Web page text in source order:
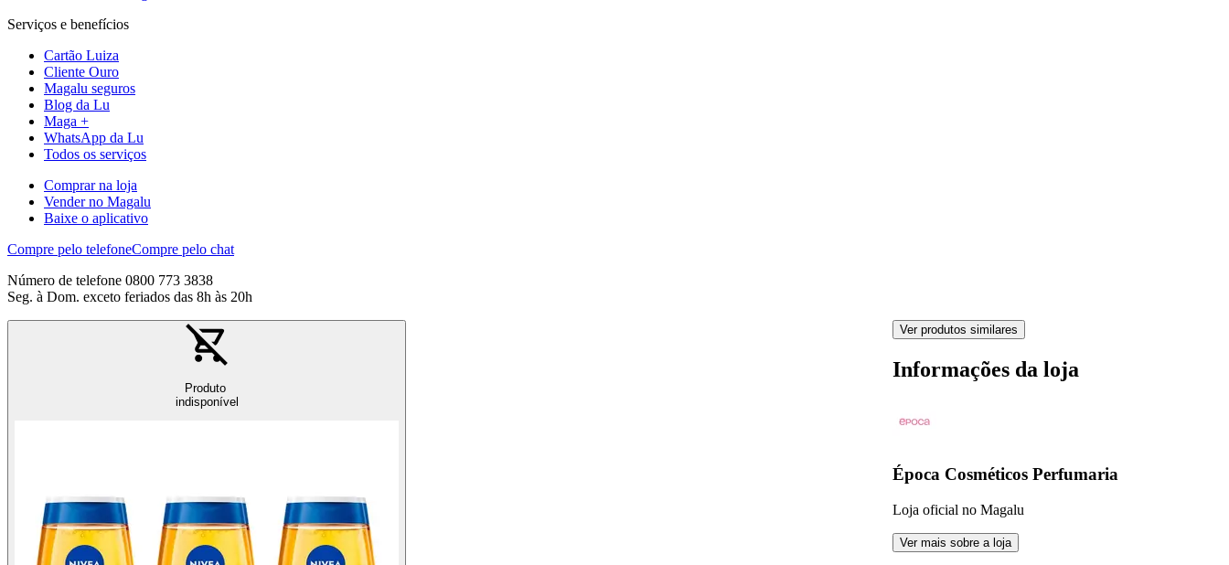
Serviços e benefícios
Cartão Luiza
Cliente Ouro
Magalu seguros
Blog da Lu
Maga +
WhatsApp da Lu
Todos os serviços
Comprar na loja
Vender no Magalu
Baixe o aplicativo
Compre pelo telefoneCompre pelo chat
Número de telefone 0800 773 3838
Seg. à Dom. exceto feriados das 8h às 20h
Produto
indisponível
Ver produtos similares
Informações da loja
Época Cosméticos Perfumaria
Loja oficial no Magalu
Ver mais sobre a loja